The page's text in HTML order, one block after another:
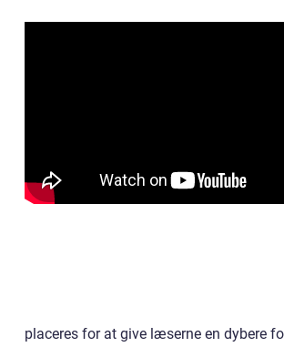
placeres for at give læserne en dybere